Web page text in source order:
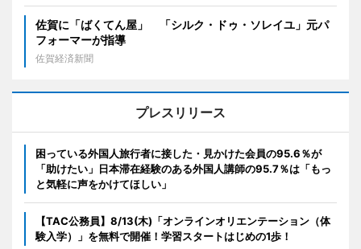
佐賀に「ばくてん屋」 「シルク・ドゥ・ソレイユ」元パ
フォーマーが指導
佐賀経済新聞
プレスリリース
困っている外国人旅行者に接した・見かけた会員の95.6％が
「助けたい」日本滞在経験のある外国人講師の95.7％は「もっ
と気軽に声をかけてほしい」
【TAC公務員】8/13(木)「オンラインオリエンテーション（体
験入学）」を無料で開催！学習スタートはじめの1歩！